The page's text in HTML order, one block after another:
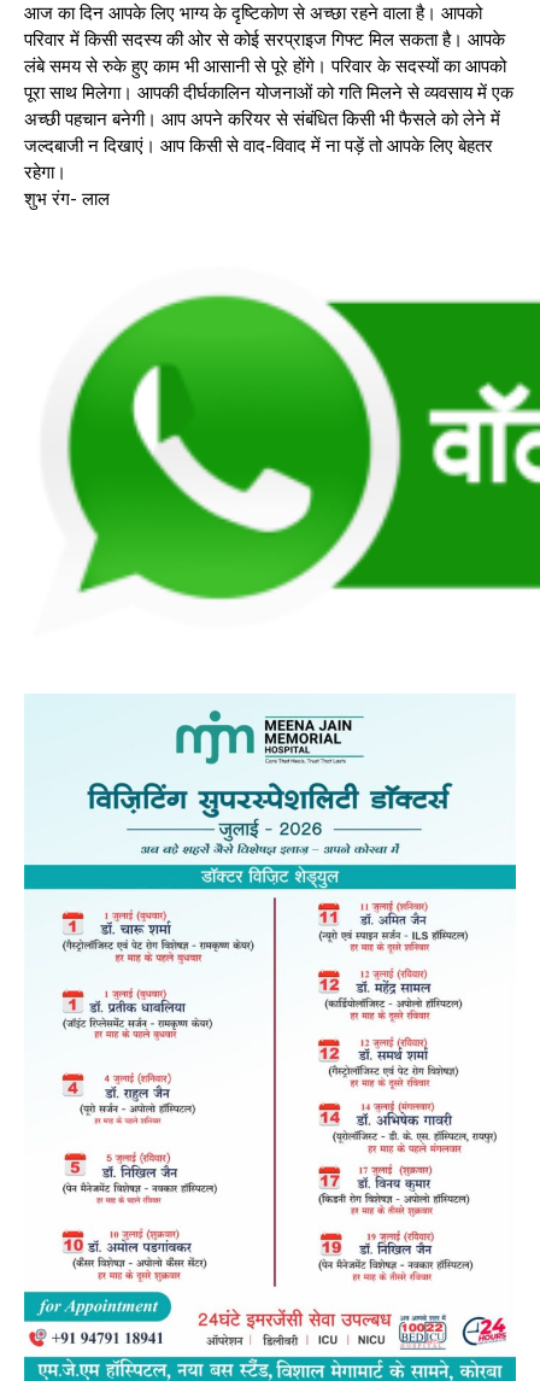
आज का दिन आपके लिए भाग्य के दृष्टिकोण से अच्छा रहने वाला है। आपको
परिवार में किसी सदस्य की ओर से कोई सरप्राइज गिफ्ट मिल सकता है। आपके
लंबे समय से रुके हुए काम भी आसानी से पूरे होंगे। परिवार के सदस्यों का आपको
पूरा साथ मिलेगा। आपकी दीर्घकालिन योजनाओं को गति मिलने से व्यवसाय में एक
अच्छी पहचान बनेगी। आप अपने करियर से संबंधित किसी भी फैसले को लेने में
जल्दबाजी न दिखाएं। आप किसी से वाद-विवाद में ना पड़ें तो आपके लिए बेहतर
रहेगा।
शुभ रंग- लाल